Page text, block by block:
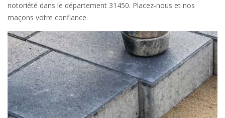
notoriété dans le département 31450. Placez-nous et nos
maçons votre confiance.